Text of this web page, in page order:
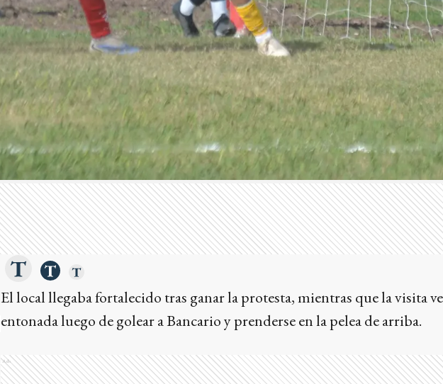
El local llegaba fortalecido tras ganar la protesta, mientras que la visita
entonada luego de golear a Bancario y prenderse en la pelea de arriba.
Ads